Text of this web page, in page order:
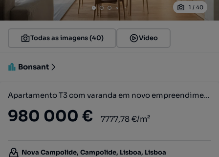
1 / 40
Todas as imagens (40) Video
Bonsant
Apartamento T3 com varanda em novo empreendimento em Campolide
980 000 € 7777,78 €/m²
Nova Campolide, Campolide, Lisboa, Lisboa